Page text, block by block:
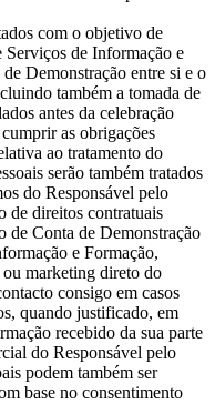
com o objetivo de
Serviços de Informação e
Demonstração entre si e o
também a tomada de
antes da celebração
as obrigações
ao tratamento do
serão também tratados
do Responsável pelo
de direitos contratuais
de Conta de Demonstração
e Formação,
ou marketing direto do
consigo em casos
quando justificado, em
recebido da sua parte
do Responsável pelo
podem também ser
base no consentimento